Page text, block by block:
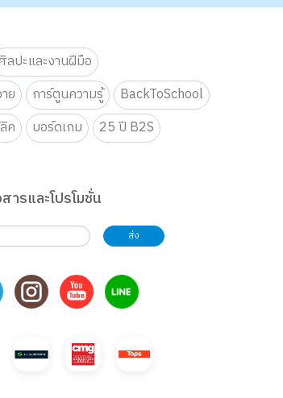
ลปะและงานฝีมือ
ย การ์ตูนความรู้
BackToSchool
ค บอร์ดเกม 25 ปี B2S
ารและโปรโมชั่น
ส่ง